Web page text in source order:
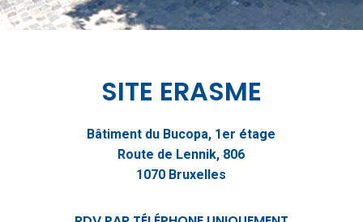
SITE ERASME
Bâtiment du Bucopa, 1er étage
Route de Lennik, 806
1070 Bruxelles